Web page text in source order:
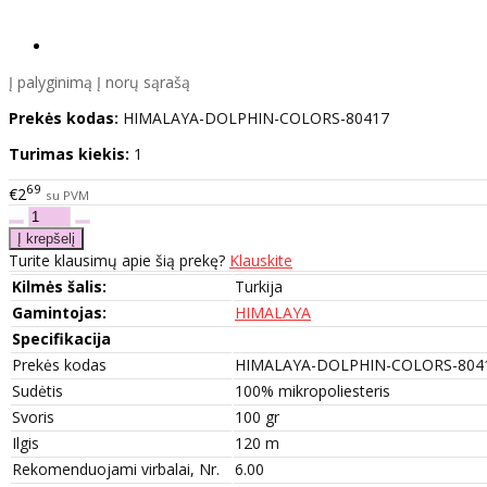
Į palyginimą Į norų sąrašą
Prekės kodas: HIMALAYA-DOLPHIN-COLORS-80417
Turimas kiekis: 1
€269 su PVM
Turite klausimų apie šią prekę? Klauskite
Kilmės šalis:
Turkija
Gamintojas:
HIMALAYA
Specifikacija
Prekės kodas
HIMALAYA-DOLPHIN-COLORS-
Sudėtis
100% mikropoliesteris
Svoris
100 gr
Ilgis
120 m
Rekomenduojami virbalai, Nr.
6.00